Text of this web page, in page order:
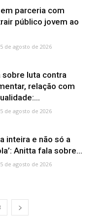
parceria com
público jovem ao
5 de agosto de 2026
sobre luta contra
relação com
5 de agosto de 2026
inteira e não só a
Anitta fala sobre...
5 de agosto de 2026